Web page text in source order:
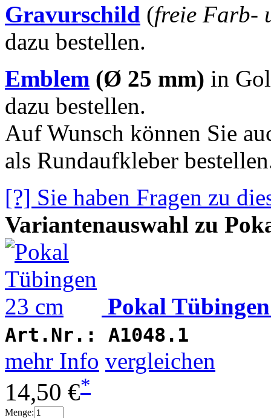
Gravurschild (freie Farb-
dazu bestellen.
Emblem (Ø 25 mm) in
dazu bestellen.
Auf Wunsch können Sie
als Rundaufkleber
[?] Sie haben Fragen zu
Variantenauswahl zu
Pokal
Art.Nr.: A1048.1
mehr Info vergleichen
14,50 €*
Menge: